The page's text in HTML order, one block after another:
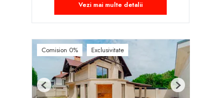
Vezi mai multe detalii
Comision 0% Exclusivitate
Previous Next